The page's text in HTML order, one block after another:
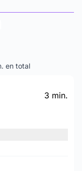
en total
3 min.